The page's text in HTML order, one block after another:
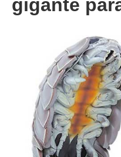
gigante